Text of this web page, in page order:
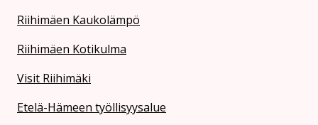
Riihimäen Kaukolämpö
Riihimäen Kotikulma
Visit Riihimäki
Etelä-Hämeen työllisyysalue